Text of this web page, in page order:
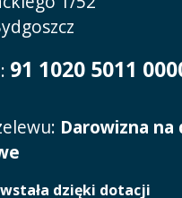
91 1020 5011
Darowizna na
dzięki dotacji